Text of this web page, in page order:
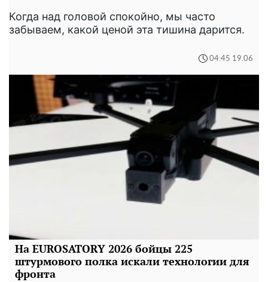
Когда над головой спокойно, мы часто
забываем, какой ценой эта тишина дарится.
04:45 19.06
На EUROSATORY 2026 бойцы 225
штурмового полка искали технологии для
фронта